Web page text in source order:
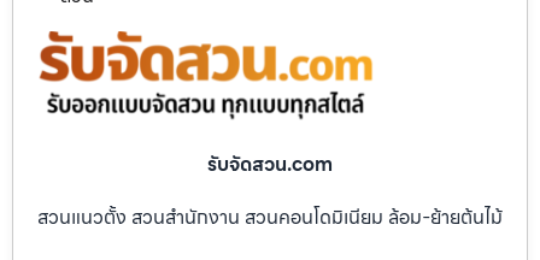
รับจัดสวน.com
สวนแนวตั้ง สวนสำนักงาน สวนคอนโดมิเนียม ล้อม-ย้ายต้นไม้